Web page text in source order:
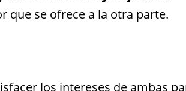
que se ofrece a la otra parte.
los intereses de ambas